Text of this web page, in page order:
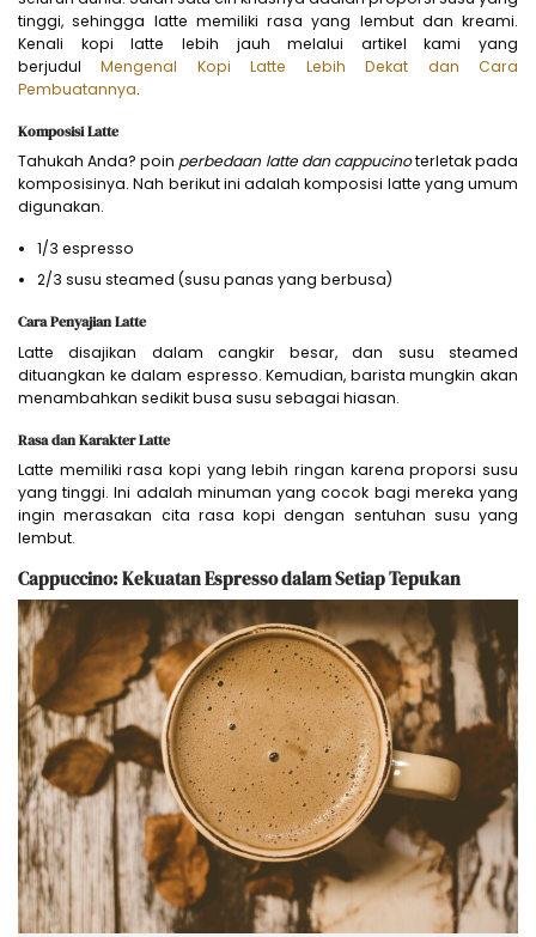
tinggi, sehingga latte memiliki rasa yang lembut dan kreami.
Kenali kopi latte lebih jauh melalui artikel kami yang
berjudulMengenal Kopi Latte Lebih Dekat dan Cara
Pembuatannya.
Komposisi Latte
Tahukah Anda? poin perbedaan latte dan cappucinoterletak pada
komposisinya. Nah berikut ini adalah komposisi latte yang umum
digunakan.
1/3 espresso
2/3 susu steamed (susu panas yang berbusa)
Cara Penyajian Latte
Latte disajikan dalam cangkir besar, dan susu steamed
dituangkan ke dalam espresso. Kemudian, barista mungkin akan
menambahkan sedikit busa susu sebagai hiasan.
Rasa dan Karakter Latte
Latte memiliki rasa kopi yang lebih ringan karena proporsi susu
yang tinggi. Ini adalah minuman yang cocok bagi mereka yang
ingin merasakan cita rasa kopi dengan sentuhan susu yang
lembut.
Cappuccino: Kekuatan Espresso dalam Setiap Tepukan